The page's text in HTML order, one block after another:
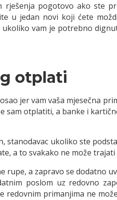
pogotovo ako ste
u jedan novi koji ćete
vam je potrebno
otplati
jer vam vaša mjesečna
sam otplatiti, a banke i
ukoliko ste
a to svakako ne može trajati
a zapravo se dodatno
poslom uz redovno
primanjima ne